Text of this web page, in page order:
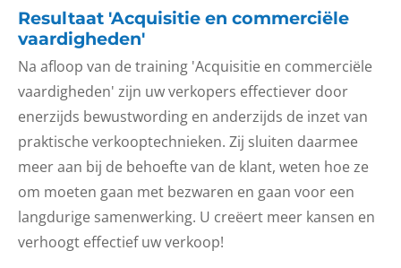
Resultaat 'Acquisitie en commerciële
vaardigheden'
Na afloop van de training 'Acquisitie en commerciële
vaardigheden' zijn uw verkopers effectiever door
enerzijds bewustwording en anderzijds de inzet van
praktische verkooptechnieken. Zij sluiten daarmee
meer aan bij de behoefte van de klant, weten hoe ze
om moeten gaan met bezwaren en gaan voor een
langdurige samenwerking. U creëert meer kansen en
verhoogt effectief uw verkoop!